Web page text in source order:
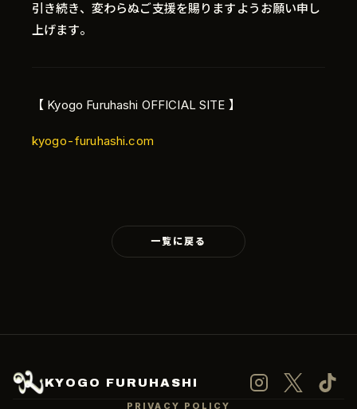
Language
引き続き、変わらぬご支援を賜りますようお願い申し
上げます。
【 Kyogo Furuhashi OFFICIAL SITE 】
kyogo-furuhashi.com
一覧に戻る
KYOGO FURUHASHI
PRIVACY POLICY